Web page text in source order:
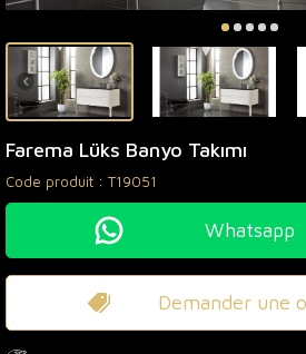
Farema Lüks Banyo Takımı
Code produit : T19051
Whatsapp
Demander une